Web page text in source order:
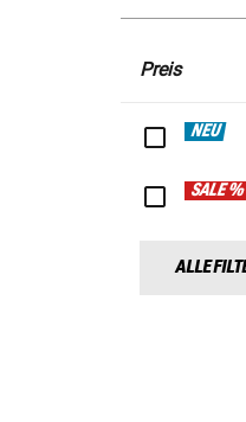
Preis
NEU
SALE %
ALLE